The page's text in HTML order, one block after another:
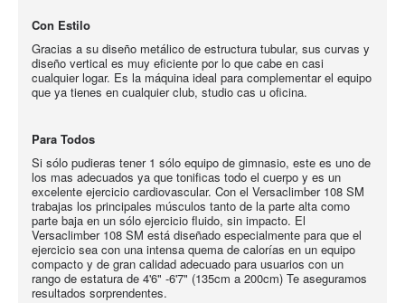
Con Estilo
Gracias a su diseño metálico de estructura tubular, sus curvas y
diseño vertical es muy eficiente por lo que cabe en casi
cualquier logar. Es la máquina ideal para complementar el equipo
que ya tienes en cualquier club, studio cas u oficina.
Para Todos
Si sólo pudieras tener 1 sólo equipo de gimnasio, este es uno de
los mas adecuados ya que tonificas todo el cuerpo y es un
excelente ejercicio cardiovascular. Con el Versaclimber 108 SM
trabajas los principales músculos tanto de la parte alta como
parte baja en un sólo ejercicio fluido, sin impacto. El
Versaclimber 108 SM está diseñado especialmente para que el
ejercicio sea con una intensa quema de calorías en un equipo
compacto y de gran calidad adecuado para usuarios con un
rango de estatura de 4'6" -6'7" (135cm a 200cm) Te aseguramos
resultados sorprendentes.